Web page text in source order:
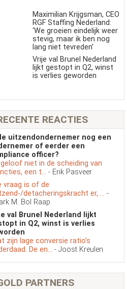
Maximilian Krijgsman, CEO
RGF Staffing Nederland:
‘We groeien eindelijk weer
stevig, maar ik ben nog
lang niet tevreden’
Vrije val Brunel Nederland
lijkt gestopt in Q2, winst
is verlies geworden
REACTIES
uitzendondernemer nog een
of eerder een
officer?
geloof niet in de scheiding van
een t... - Erik Pasveer
vraag is of de
detacheringskracht er, ... -
M. Bol Raap
val Brunel Nederland lijkt
in Q2, winst is verlies
zijn lage conversie ratio’s
De en... - Joost Kreulen
PARTNERS